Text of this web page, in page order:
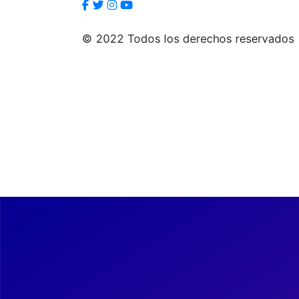
© 2022 Todos los derechos reservados